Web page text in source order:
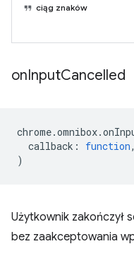
ciąg znaków
onInputCancelled
chrome.omnibox.
callback : function,
)
Użytkownik zakończył
bez zaakceptowania